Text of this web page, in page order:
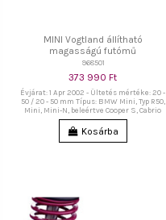
MINI Vogtland állítható
magasságú futómű
968501
373 990 Ft
Évjárat: 1 Apr 2002 - Ültetés mértéke: 20 -
50 / 20 - 50 mm Típus: BMW Mini, Typ R50,
Mini, Mini-N, beleértve Cooper S, Cabrio
Kosárba